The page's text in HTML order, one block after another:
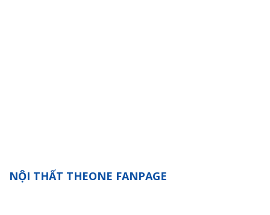
NỘI THẤT THEONE FANPAGE